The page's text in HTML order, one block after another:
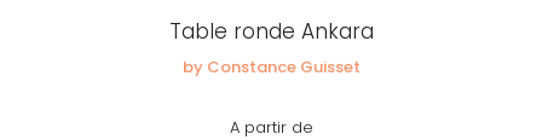
Table ronde Ankara
by Constance Guisset
A partir de